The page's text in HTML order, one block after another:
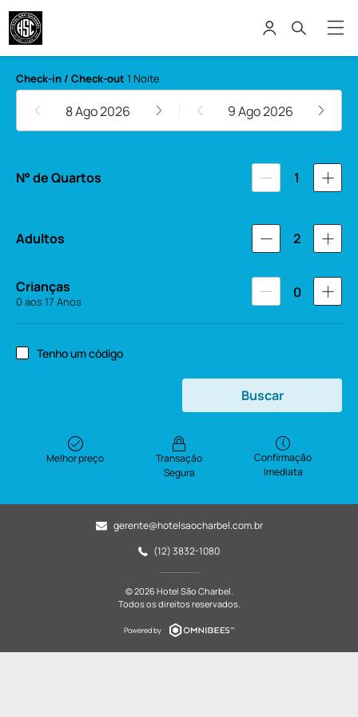
Hotel São Charbel
Check-in / Check-out 1 Noite
8 Ago 2026 9 Ago 2026
N° de Quartos 1
Adultos 2
Crianças
0 aos 17 Anos
0
Tenho um código
Buscar
Melhor preço
Transação
Segura
Confirmação
Imediata
gerente@hotelsaocharbel.com.br
(12) 3832-1080
© 2026 Hotel São Charbel.
Todos os direitos reservados.
Powered by